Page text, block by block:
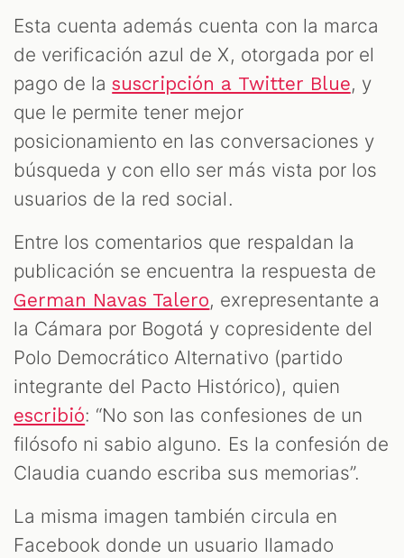
Esta cuenta además cuenta con la marca
de verificación azul de X, otorgada por el
pago de lasuscripción a Twitter Blue, y
que le permite tener mejor
posicionamiento en las conversaciones y
búsqueda y con ello ser más vista por los
usuarios de la red social.
Entre los comentarios que respaldan la
publicación se encuentra la respuesta de
German Navas Talero, exrepresentante a
la Cámara por Bogotá y copresidente del
Polo Democrático Alternativo (partido
integrante del Pacto Histórico), quien
escribió: “No son las confesiones de un
filósofo ni sabio alguno. Es la confesión de
Claudia cuando escriba sus memorias”.
La misma imagen también circula en
Facebook donde un usuario llamado